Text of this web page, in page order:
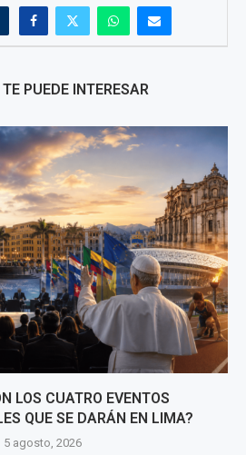
PUEDE INTERESAR
LOS CUATRO EVENTOS
QUE SE DARÁN EN LIMA?
5 agosto, 2026